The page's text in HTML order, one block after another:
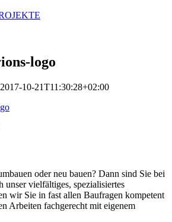
logo
2017-10-21T11:30:28+02:00
oder neu bauen? Dann sind Sie bei
unser vielfältiges, spezialisiertes
wir Sie in fast allen Baufragen kompetent
Arbeiten fachgerecht mit eigenem